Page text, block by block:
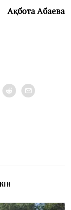
Ақбота Абаева